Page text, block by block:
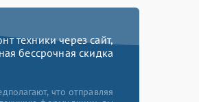
техники через сайт,
бессрочная скидка
что отправляя